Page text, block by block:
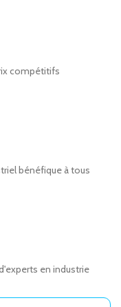
compétitifs
bénéfique à tous
en industrie